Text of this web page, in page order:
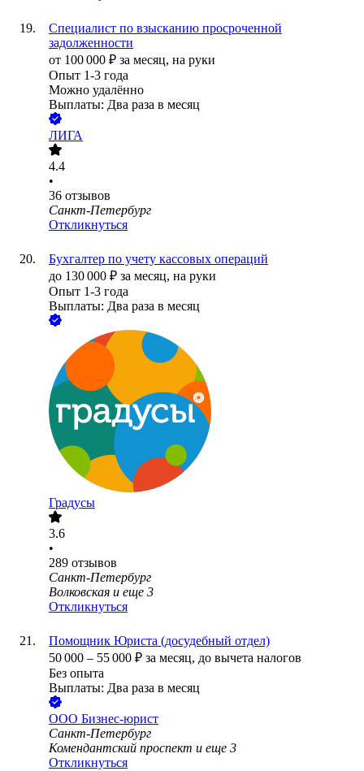
Специалист по взысканию просроченной
задолженности
от 100 000 ₽ за месяц, на руки
Опыт 1-3 года
Можно удалённо
Выплаты: Два раза в месяц
ЛИГА
4.4
•
36 отзывов
Санкт-Петербург
Откликнуться
Бухгалтер по учету кассовых операций
до 130 000 ₽ за месяц, на руки
Опыт 1-3 года
Выплаты: Два раза в месяц
Градусы
3.6
•
289 отзывов
Санкт-Петербург
Волковская и еще 3
Откликнуться
Помощник Юриста (досудебный отдел)
50 000 – 55 000 ₽ за месяц, до вычета налогов
Без опыта
Выплаты: Два раза в месяц
ООО Бизнес-юрист
Санкт-Петербург
Комендантский проспект и еще 3
Откликнуться